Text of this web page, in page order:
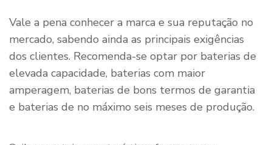
Vale a pena conhecer a marca e sua reputação no
mercado, sabendo ainda as principais exigências
dos clientes. Recomenda-se optar por baterias de
elevada capacidade, baterias com maior
amperagem, baterias de bons termos de garantia
e baterias de no máximo seis meses de produção.